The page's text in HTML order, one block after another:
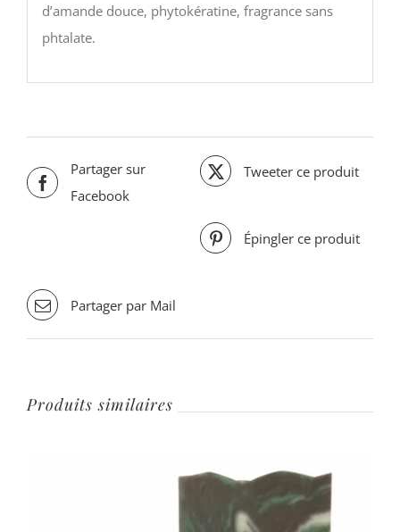
d’amande douce, phytokératine, fragrance sans
phtalate.
Partager sur
Facebook
Tweeter ce produit
Épingler ce produit
Partager par Mail
Produits similaires